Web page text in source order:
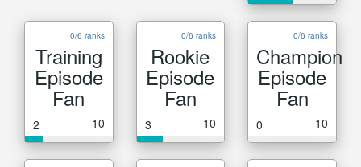
0/6 ranks
Training
Episode
Fan
2 10
0/6 ranks
Rookie
Episode
Fan
3 10
0/6 ranks
Champion
Episode
Fan
0 10